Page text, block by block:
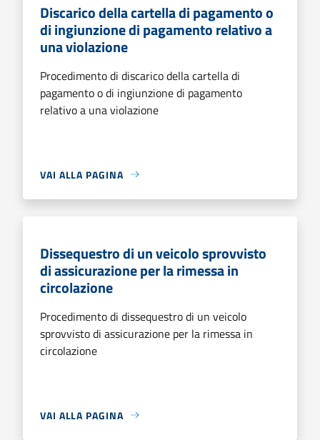
Discarico della cartella di pagamento o
di ingiunzione di pagamento relativo a
una violazione
Procedimento di discarico della cartella di
pagamento o di ingiunzione di pagamento
relativo a una violazione
VAI ALLA PAGINA
Dissequestro di un veicolo sprovvisto
di assicurazione per la rimessa in
circolazione
Procedimento di dissequestro di un veicolo
sprovvisto di assicurazione per la rimessa in
circolazione
VAI ALLA PAGINA